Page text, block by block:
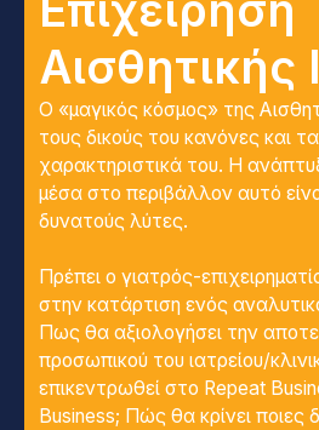
Αισθητικής
Ο «μαγικός κόσμος» της
τους δικούς του κανόνες και τα
χαρακτηριστικά του. Η
μέσα στο περιβάλλον αυτό
δυνατούς λύτες.
Πρέπει ο γιατρός-
στην κατάρτιση ενός
Πως θα αξιολογήσει την
προσωπικού του ιατρείου/
επικεντρωθεί στο Repeat
Business; Πώς θα κρίνει ποιες